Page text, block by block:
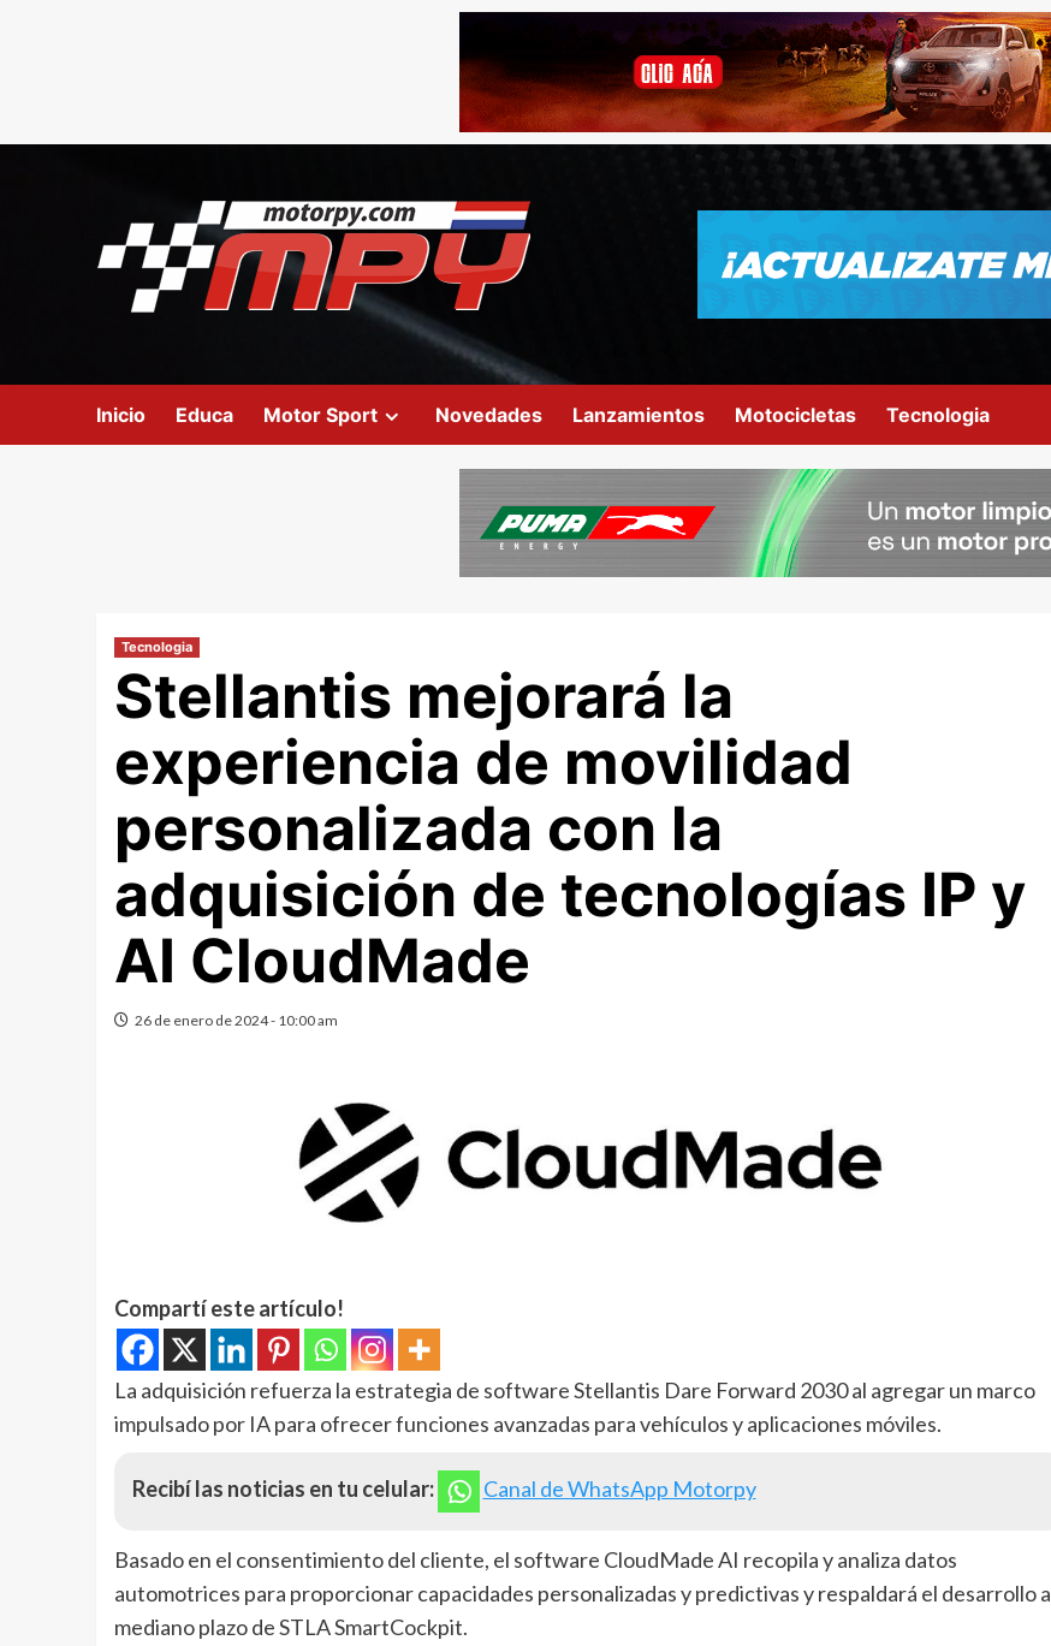
Inicio Educa Motor Sport Novedades Lanzamientos Motocicletas Tecnologia
Tecnologia
Stellantis mejorará la
experiencia de movilidad
personalizada con la
adquisición de tecnologías IP y
AI CloudMade
26 de enero de 2024 - 10:00 am
Compartí este artículo!
La adquisición refuerza la estrategia de software Stellantis Dare Forward 2030 al agregar un marco
impulsado por IA para ofrecer funciones avanzadas para vehículos y aplicaciones móviles.
Recibí las noticias en tu celular: Canal de WhatsApp Motorpy
Basado en el consentimiento del cliente, el software CloudMade AI recopila y analiza datos
automotrices para proporcionar capacidades personalizadas y predictivas y respaldará el desarrollo a
mediano plazo de STLA SmartCockpit.